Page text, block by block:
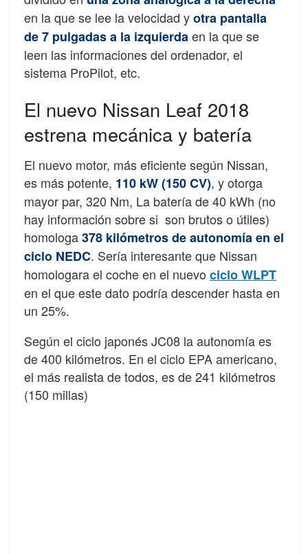
en la que se lee la velocidad yotra pantalla
de 7 pulgadas a la izquierdaen la que se
leen las informaciones del ordenador, el
sistema ProPilot, etc.
El nuevo Nissan Leaf 2018
estrena mecánica y batería
El nuevo motor, más eficiente según Nissan,
es más potente, 110 kW (150 CV), y otorga
mayor par, 320 Nm, La batería de 40 kWh (no
hay información sobre si son brutos o útiles)
homologa378 kilómetros de autonomía en el
ciclo NEDC. Sería interesante que Nissan
homologara el coche en el nuevo ciclo WLPT
en el que este dato podría descender hasta en
un 25%.
Según el ciclo japonés JC08 la autonomía es
de 400 kilómetros. En el ciclo EPA americano,
el más realista de todos, es de 241 kilómetros
(150 millas)